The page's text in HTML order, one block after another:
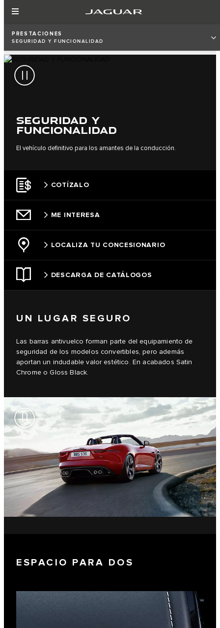
PRESTACIONES
SEGURIDAD Y FUNCIONALIDAD
SEGURIDAD Y
FUNCIONALIDAD
El vehículo definitivo para los amantes de la conducción.
COTÍZALO
ME INTERESA
LOCALIZA TU CONCESIONARIO
DESCARGA DE CATÁLOGOS
UN LUGAR SEGURO
Las barras antivuelco forman parte del equipamiento de
seguridad de los modelos convertibles, pero además
aportan un indudable valor estético. En acabados Satin
Chrome o Gloss Black.
ESPACIO PARA DOS